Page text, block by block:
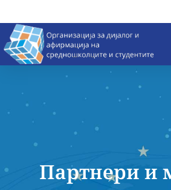
Партнери и